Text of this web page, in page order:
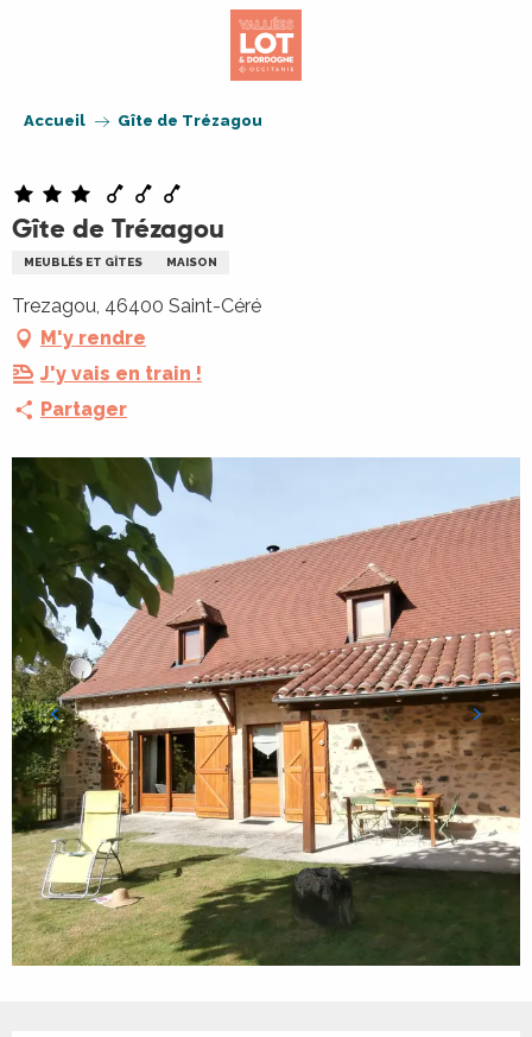
Accueil Gîte de Trézagou
Gîte de Trézagou
MEUBLÉS ET GÎTES MAISON
Trezagou, 46400 Saint-Céré
M'y rendre
J'y vais en train !
Partager